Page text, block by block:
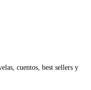
cuentos, best sellers y